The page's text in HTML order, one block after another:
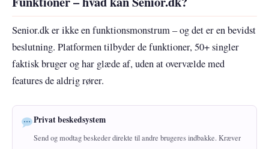
Senior.dk er ikke en funktionsmonstrum – og det er en bevidst
beslutning. Platformen tilbyder de funktioner, 50+ singler
faktisk bruger og har glæde af, uden at overvælde med
features de aldrig rører.
Privat beskedsystem
Send og modtag beskeder direkte til andre brugeres indbakke. Kræver